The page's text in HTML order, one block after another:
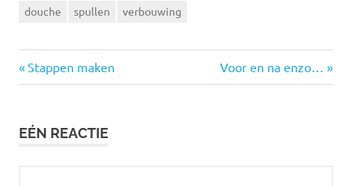
douche spullen verbouwing
Berichtnavigatie
Vorige
bericht:
Stappen maken
Volgende
bericht:
Voor en na enzo…
EÉN REACTIE